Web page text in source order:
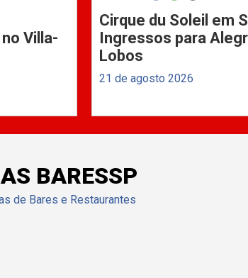
Villa-
Cirque du Soleil em
Ingressos para
Lobos
21 de agosto 2026
BARESSP
de Bares e Restaurantes